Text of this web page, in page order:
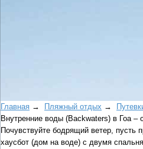
Главная → Пляжный отдых →
Внутренние воды (Backwaters) в Гоа
Почувствуйте бодрящий ветер, пусть
хаусбот (дом на воде) с двумя